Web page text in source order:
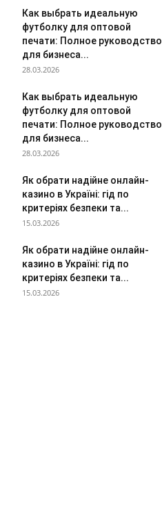
Как выбрать идеальную
футболку для оптовой
печати: Полное руководство
для бизнеса...
28.03.2026
Как выбрать идеальную
футболку для оптовой
печати: Полное руководство
для бизнеса...
28.03.2026
Як обрати надійне онлайн-
казино в Україні: гід по
критеріях безпеки та...
15.03.2026
Як обрати надійне онлайн-
казино в Україні: гід по
критеріях безпеки та...
15.03.2026